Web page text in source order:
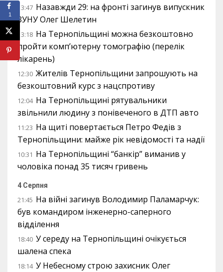
13:47 Назавжди 29: на фронті загинув випускник
ЗУНУ Олег Шелетин
13:18 На Тернопільщині можна безкоштовно
пройти комп’ютерну томографію (перелік
лікарень)
12:30 Жителів Тернопільщини запрошують на
безкоштовний курс з нацспротиву
12:04 На Тернопільщині рятувальники
звільнили людину з понівеченого в ДТП авто
11:23 На щиті повертається Петро Федів з
Тернопільщини: майже рік невідомості та надії
10:31 На Тернопільщині “банкір” виманив у
чоловіка понад 35 тисяч гривень
4 Серпня
21:45 На війні загинув Володимир Паламарчук:
був командиром інженерно-саперного
відділення
18:40 У середу на Тернопільщині очікується
шалена спека
18:14 У Небесному строю захисник Олег
1